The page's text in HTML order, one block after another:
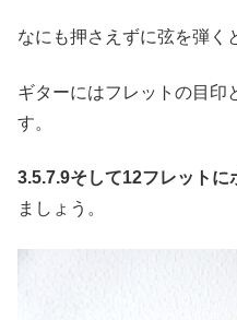
なにも押さえずに弦を弾く
ギターにはフレットの目印
す。
3.5.7.9そして12フレットに
ましょう。